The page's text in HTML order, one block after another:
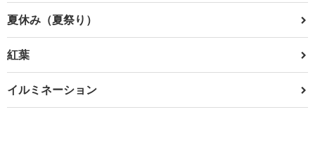
夏休み（夏祭り）
紅葉
イルミネーション